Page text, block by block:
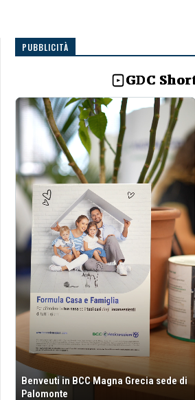
PUBBLICITÀ
GDC
Benveuti in BCC Magna Grecia sede di
Palomonte